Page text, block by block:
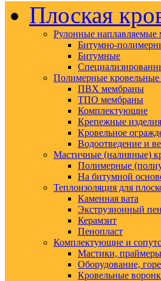
Плоская
Рулонные наплавляемые
Битумно-
Битумные
Полимерные
ПВХ мембраны
ТПО мембраны
Комплектующие
Крепежные изделия
Кровельное
Водоотведение и
Мастичные (наливные)
Полимерные
На битумной
Теплоизоляция для
Каменная вата
Экструзионный
Керамзит
Пенопласт
Комплектующие и
Мастики,
Оборудование,
Кровельные